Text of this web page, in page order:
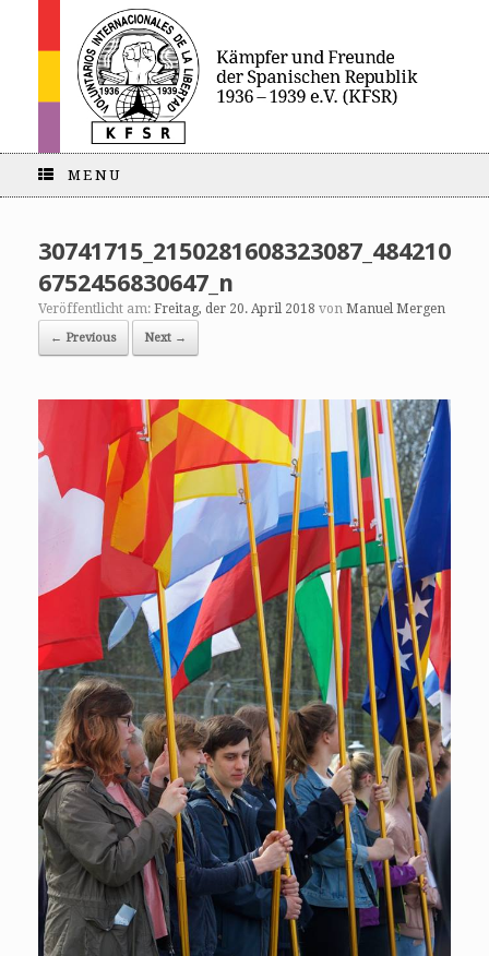
MENU
30741715_2150281608323087_484210
6752456830647_n
Veröffentlicht am: Freitag, der 20. April 2018 von Manuel Mergen
← Previous Next →